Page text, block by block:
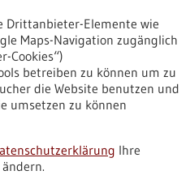
Ergebnis nach 43
der Probennahme in 43
mit dem Coronavirus SARS-
Hahn-Schickard-Institut
in Freiburg im Breisgau.
2020 auf den Markt
Drittanbieter-Elemente wie
Maps-Navigation zugänglich
Cookies“)
betreiben zu können um zu
die Website benutzen und
umsetzen zu können
Ihre